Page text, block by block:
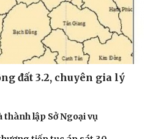
đất 3.2, chuyên gia lý
thành lập Sở Ngoại vụ